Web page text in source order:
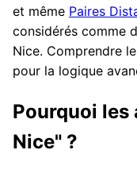
et même Paires
considérés comme
Nice. Comprendre
pour la logique
Pourquoi
Nice" ?